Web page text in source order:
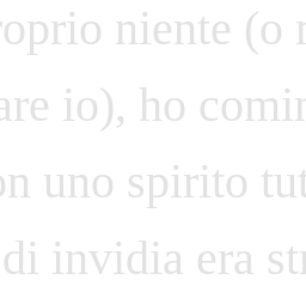
niente
io), ho
uno spirito
invidia era